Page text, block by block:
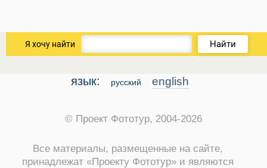
Я хочу найти Найти
язык: русский english
© Проект Фототур, 2004-2026
Все материалы, размещенные на сайте,
принадлежат «Проекту Фототур» и являются